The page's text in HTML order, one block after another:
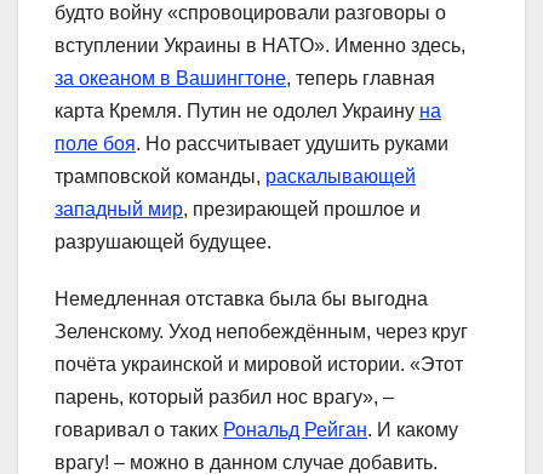
будто войну «спровоцировали разговоры о
вступлении Украины в НАТО». Именно здесь,
за океаном в Вашингтоне, теперь главная
карта Кремля. Путин не одолел Украину на
поле боя. Но рассчитывает удушить руками
трамповской команды, раскалывающей
западный мир, презирающей прошлое и
разрушающей будущее.
Немедленная отставка была бы выгодна
Зеленскому. Уход непобеждённым, через круг
почёта украинской и мировой истории. «Этот
парень, который разбил нос врагу», –
говаривал о таких Рональд Рейган. И какому
врагу! – можно в данном случае добавить.